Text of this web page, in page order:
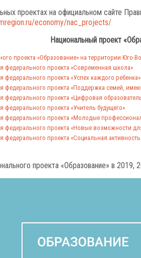
проектах на официальном сайте
economy/nac_projects/
Национальный проект
проекта «Образование» на территории Юго-
федерального проекта «Современная школа»
проекта «Успех каждого ребенка»
федерального проекта «Поддержка семей,
федерального проекта «Цифровая
проекта «Учитель будущего»
федерального проекта «Молодые
федерального проекта «Новые возможности
федерального проекта «Социальная
проекта «Образование» в 2019,